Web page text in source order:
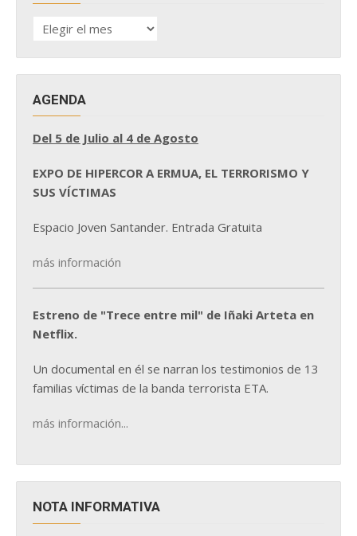
HISTÓRICO
DE
AGENDA
Del 5 de Julio al 4 de Agosto
EXPO DE HIPERCOR A ERMUA, EL TERRORISMO Y
SUS VÍCTIMAS
Espacio Joven Santander. Entrada Gratuita
más información
Estreno de "Trece entre mil" de Iñaki Arteta en
Netflix.
Un documental en él se narran los testimonios de 13
familias víctimas de la banda terrorista ETA.
más información...
NOTA INFORMATIVA